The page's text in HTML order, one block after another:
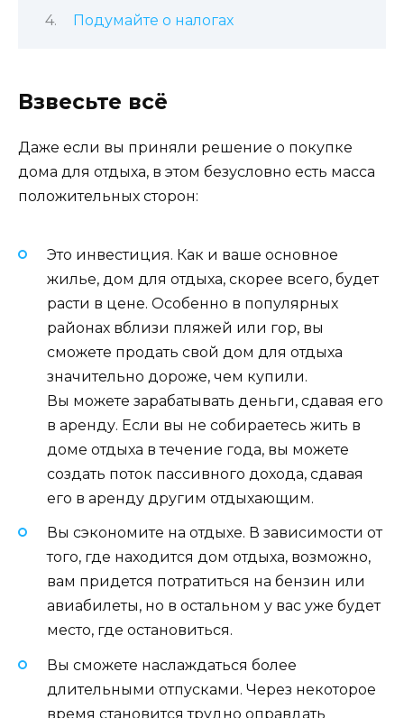
Подумайте о налогах
Взвесьте всё
Даже если вы приняли решение о покупке
дома для отдыха, в этом безусловно есть масса
положительных сторон:
Это инвестиция. Как и ваше основное
жилье, дом для отдыха, скорее всего, будет
расти в цене. Особенно в популярных
районах вблизи пляжей или гор, вы
сможете продать свой дом для отдыха
значительно дороже, чем купили.
Вы можете зарабатывать деньги, сдавая его
в аренду. Если вы не собираетесь жить в
доме отдыха в течение года, вы можете
создать поток пассивного дохода, сдавая
его в аренду другим отдыхающим.
Вы сэкономите на отдыхе. В зависимости от
того, где находится дом отдыха, возможно,
вам придется потратиться на бензин или
авиабилеты, но в остальном у вас уже будет
место, где остановиться.
Вы сможете наслаждаться более
длительными отпусками. Через некоторое
время становится трудно оправдать